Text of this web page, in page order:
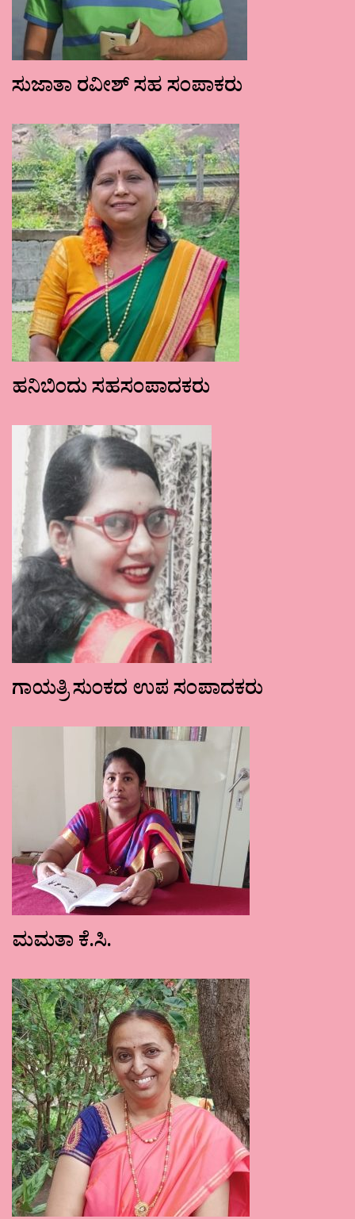
ಸುಜಾತಾ ರವೀಶ್ ಸಹ ಸಂಪಾಕರು
ಹನಿಬಿಂದು ಸಹಸಂಪಾದಕರು
ಗಾಯತ್ರಿ ಸುಂಕದ ಉಪ ಸಂಪಾದಕರು
ಮಮತಾ ಕೆ.ಸಿ.